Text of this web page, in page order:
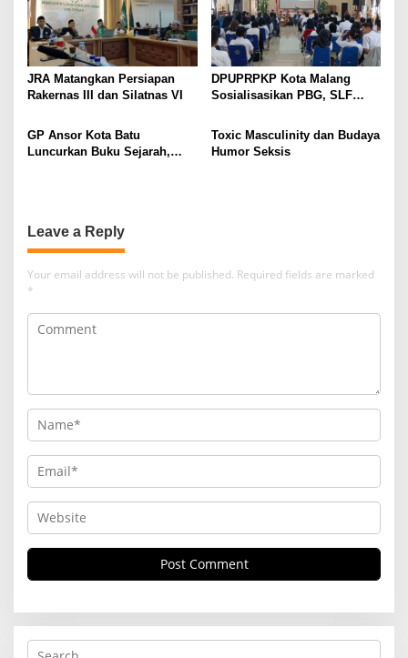
JRA Matangkan Persiapan
Rakernas III dan Silatnas VI
DPUPRPKP Kota Malang
Sosialisasikan PBG, SLF
SPPG
GP Ansor Kota Batu
Luncurkan Buku Sejarah,
Toxic Masculinity dan Budaya
Humor Seksis
Leave a Reply
Your email address will not be published. Required fields are marked
*
S